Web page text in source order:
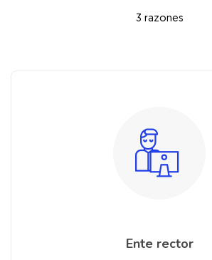
3 razones
Ente rector